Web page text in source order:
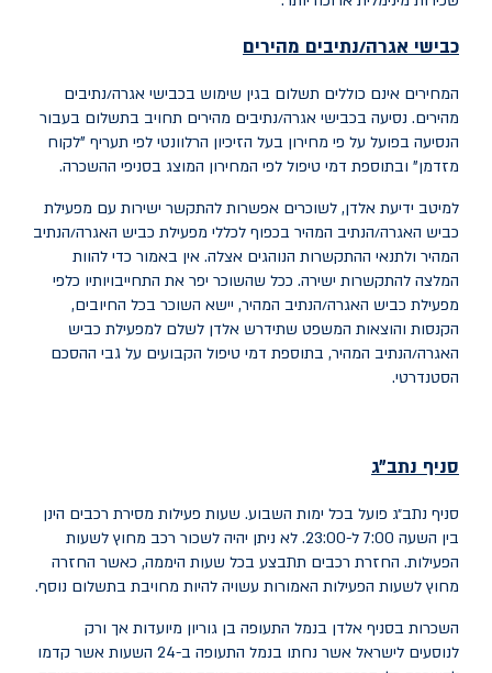
כבישי אגרה/נתיבים מהירים
המחירים אינם כוללים תשלום בגין שימוש בכבישי אגרה/נתיבים
מהירים. נסיעה בכבישי אגרה/נתיבים מהירים תחויב בתשלום בעבור
הנסיעה בפועל על פי מחירון בעל הזיכיון הרלוונטי לפי תעריף "לקוח
מזדמן" ובתוספת דמי טיפול לפי המחירון המוצג בסניפי ההשכרה.
למיטב ידיעת אלדן, לשוכרים אפשרות להתקשר ישירות עם מפעילת
כביש האגרה/הנתיב המהיר בכפוף לכללי מפעילת כביש האגרה/הנתיב
המהיר ולתנאי ההתקשרות הנוהגים אצלה. אין באמור כדי להוות
המלצה להתקשרות ישירה. ככל שהשוכר יפר את התחייבויותיו כלפי
מפעילת כביש האגרה/הנתיב המהיר, יישא השוכר בכל החיובים,
הקנסות והוצאות המשפט שתידרש אלדן לשלם למפעילת כביש
האגרה/הנתיב המהיר, בתוספת דמי טיפול הקבועים על גבי ההסכם
הסטנדרטי.
סניף נתב״ג
סניף נתב״ג פועל בכל ימות השבוע. שעות פעילות מסירת רכבים הינן
בין השעה 7:00 ל-23:00. לא ניתן יהיה לשכור רכב מחוץ לשעות
הפעילות. החזרת רכבים תתבצע בכל שעות היממה, כאשר החזרה
מחוץ לשעות הפעילות האמורות עשויה להיות מחויבת בתשלום נוסף.
השכרות בסניף אלדן בנמל התעופה בן גוריון מיועדות אך ורק
לנוסעים לישראל אשר נחתו בנמל התעופה ב-24 השעות אשר קדמו